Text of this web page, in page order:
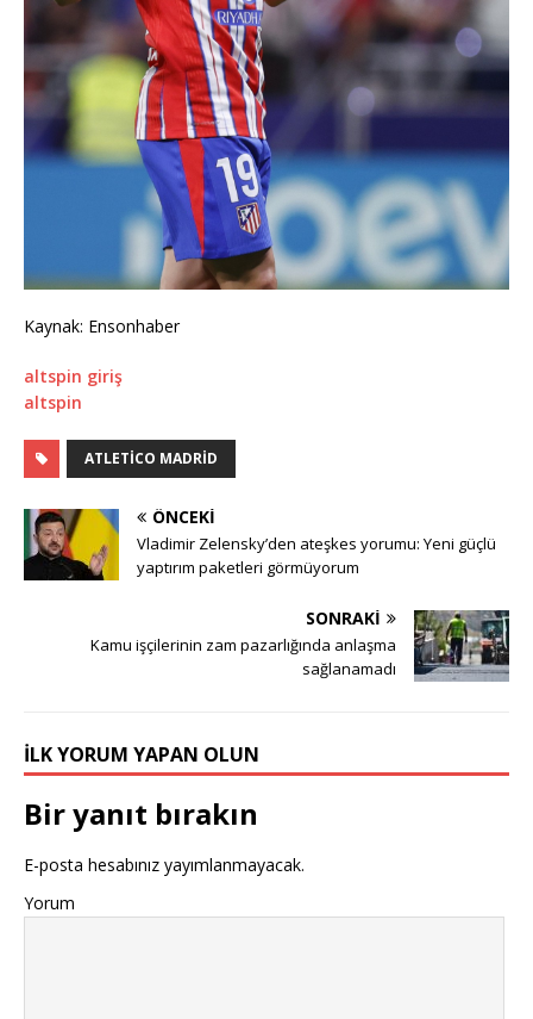
Kaynak: Ensonhaber
altspin giriş
altspin
ATLETICO MADRID
ÖNCEKI
Vladimir Zelensky’den ateşkes yorumu: Yeni güçlü
yaptırım paketleri görmüyorum
SONRAKI
Kamu işçilerinin zam pazarlığında anlaşma
sağlanamadı
İLK YORUM YAPAN OLUN
Bir yanıt bırakın
E-posta hesabınız yayımlanmayacak.
Yorum